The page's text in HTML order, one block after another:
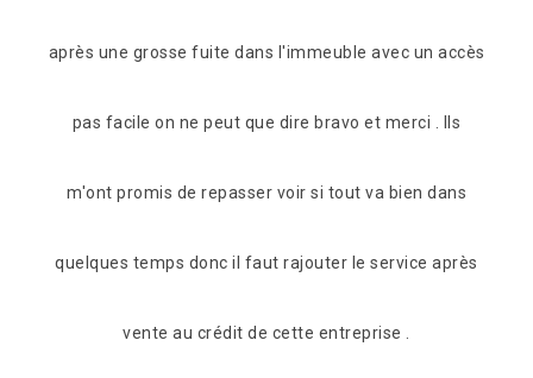
faire un devis.